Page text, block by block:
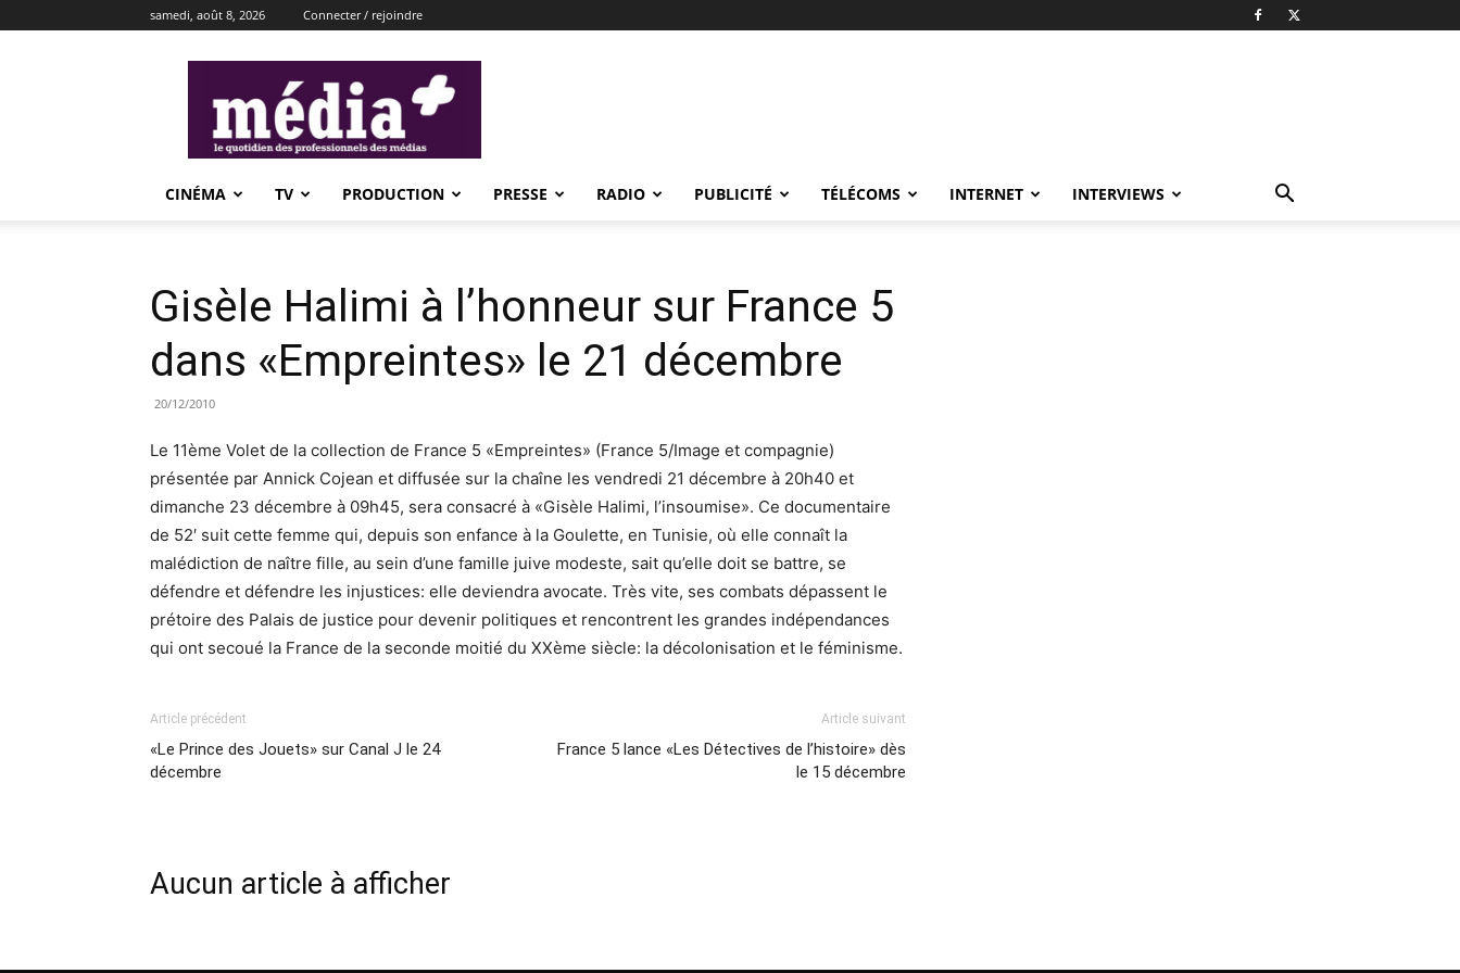
samedi, août 8, 2026 Connecter / rejoindre
CINÉMA TV PRODUCTION PRESSE RADIO PUBLICITÉ TÉLÉCOMS INTERNET INTERVIEWS
Gisèle Halimi à l’honneur sur France 5
dans «Empreintes» le 21 décembre
20/12/2010
Le 11ème Volet de la collection de France 5 «Empreintes» (France 5/Image et compagnie)
présentée par Annick Cojean et diffusée sur la chaîne les vendredi 21 décembre à 20h40 et
dimanche 23 décembre à 09h45, sera consacré à «Gisèle Halimi, l’insoumise». Ce documentaire
de 52′ suit cette femme qui, depuis son enfance à la Goulette, en Tunisie, où elle connaît la
malédiction de naître fille, au sein d’une famille juive modeste, sait qu’elle doit se battre, se
défendre et défendre les injustices: elle deviendra avocate. Très vite, ses combats dépassent le
prétoire des Palais de justice pour devenir politiques et rencontrent les grandes indépendances
qui ont secoué la France de la seconde moitié du XXème siècle: la décolonisation et le féminisme.
Article précédent
«Le Prince des Jouets» sur Canal J le 24
décembre
Article suivant
France 5 lance «Les Détectives de l’histoire» dès
le 15 décembre
Aucun article à afficher